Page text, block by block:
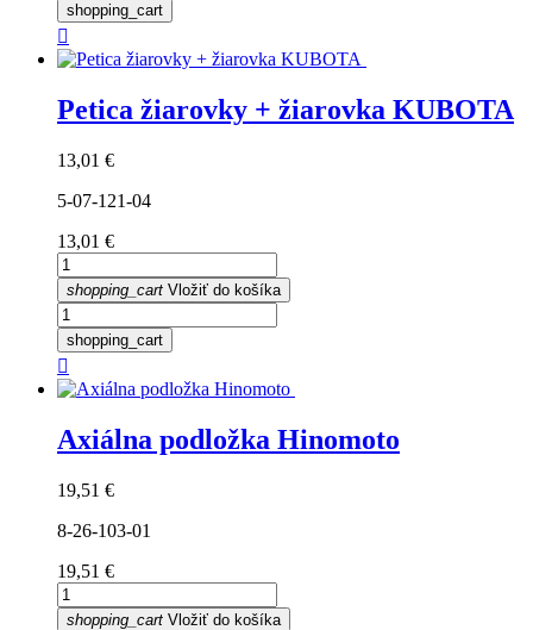
shopping_cart

Petica žiarovky + žiarovka KUBOTA
Cena
13,01 €
5-07-121-04
Cena
13,01 €
shopping_cart Vložiť do košíka
shopping_cart

Axiálna podložka Hinomoto
Cena
19,51 €
8-26-103-01
Cena
19,51 €
shopping_cart Vložiť do košíka